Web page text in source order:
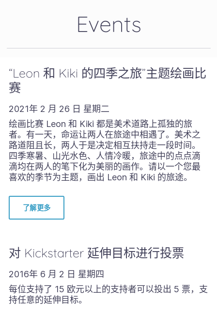
Events
“Leon 和 Kiki 的四季之旅”主题绘画比
赛
2021年 2 月 26 日 星期二
绘画比赛 Leon 和 Kiki 都是美术道路上孤独的旅
者。有一天，命运让两人在旅途中相遇了。美术之
路道阻且长，两人于是决定相互扶持走一段时间。
四季寒暑、山光水色、人情冷暖，旅途中的点点滴
滴均在两人的笔下化为美丽的画作。请以一个您最
喜欢的季节为主题，画出 Leon 和 Kiki 的旅途。
了解更多
对 Kickstarter 延伸目标进行投票
2016年 6 月 2 日 星期四
每位支持了 15 欧元以上的支持者可以投出 5 票，支
持任意的延伸目标。